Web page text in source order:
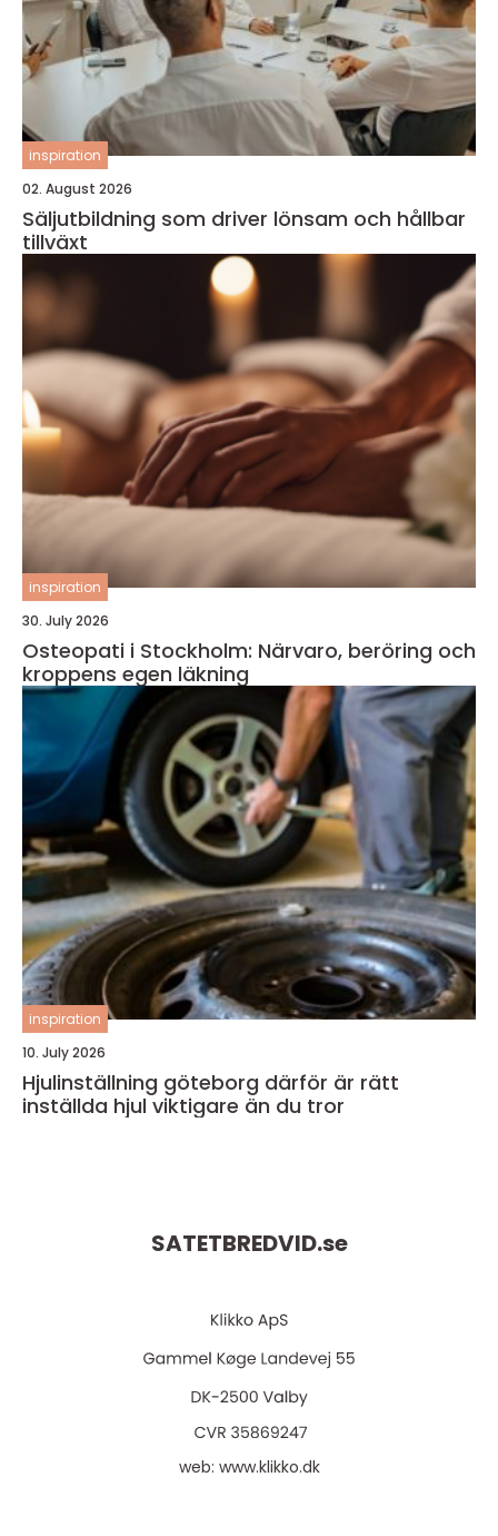
inspiration
02. August 2026
Säljutbildning som driver lönsam och hållbar
tillväxt
inspiration
30. July 2026
Osteopati i Stockholm: Närvaro, beröring och
kroppens egen läkning
inspiration
10. July 2026
Hjulinställning göteborg därför är rätt
inställda hjul viktigare än du tror
SATETBREDVID.se
web: www.klikko.dk